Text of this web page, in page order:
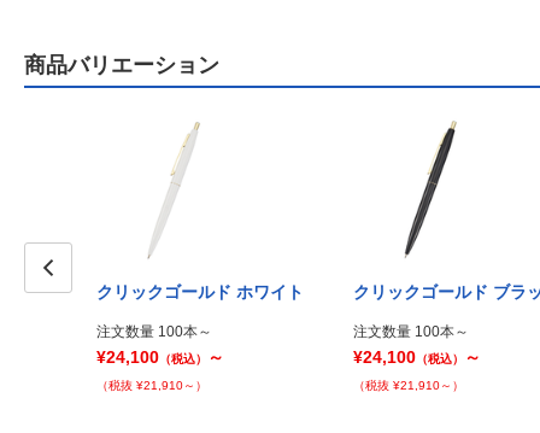
商品バリエーション
クリックゴールド ホワイト
注文数量 100本～
¥24,100 （税込） ～
（税抜 ¥21,910～）
クリックゴールド ブラ
注文数量 100本～
¥24,100 （税込） ～
（税抜 ¥21,910～）